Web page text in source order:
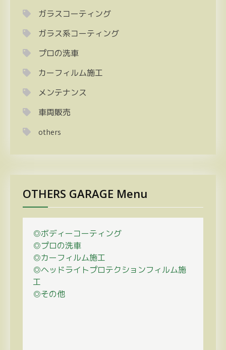
ガラスコーティング
ガラス系コーティング
プロの洗車
カーフィルム施工
メンテナンス
車両販売
others
OTHERS GARAGE Menu
◎ボディーコーティング
◎プロの洗車
◎カーフィルム施工
◎ヘッドライトプロテクションフィルム施
工
◎その他